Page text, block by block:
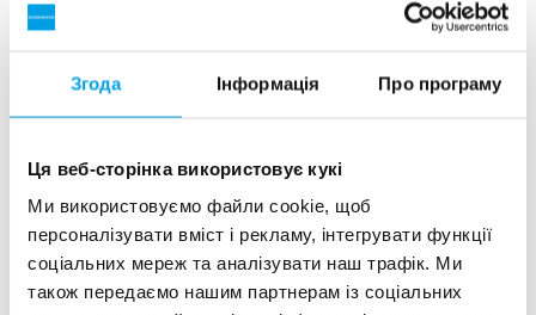
Згода Інформація Про програму
Ця веб-сторінка використовує кукі
Ми використовуємо файли cookie, щоб
персоналізувати вміст і рекламу, інтегрувати функції
соціальних мереж та аналізувати наш трафік. Ми
також передаємо нашим партнерам із соціальних
2x60 м³/ч сверхчистой воды для электростанции
- WTP в контейнерах 6 x 40 фу...